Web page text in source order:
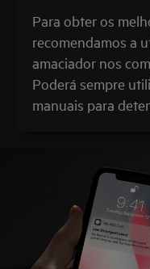
Para obter os
recomendamos a
amaciador nos
Poderá sempre
manuais para